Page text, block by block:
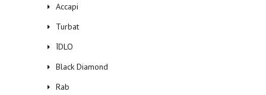
Accapi
Turbat
ЇDLO
Black Diamond
Rab